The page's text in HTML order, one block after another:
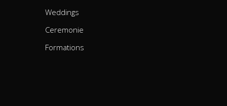
Weddings
Ceremonie
Formations